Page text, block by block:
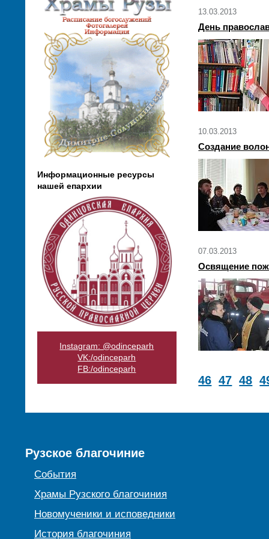
Информационные ресурсы
нашей епархии
Instagram: @odinceparh
VK:/odinceparh
FB:/odinceparh
13.03.2013
День
10.03.2013
Создание
07.03.2013
Освящение
46 47 48
Рузское благочиние
События
Храмы Рузского благочиния
Новомученики и исповедники
История благочиния